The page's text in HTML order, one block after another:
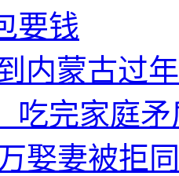
要钱
内蒙古过
吃完家庭
娶妻被拒